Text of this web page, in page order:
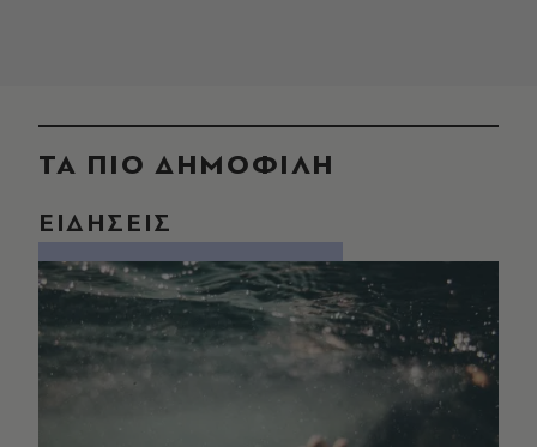
ΤΑ ΠΙΟ ΔΗΜΟΦΙΛΗ
ΕΙΔΗΣΕΙΣ